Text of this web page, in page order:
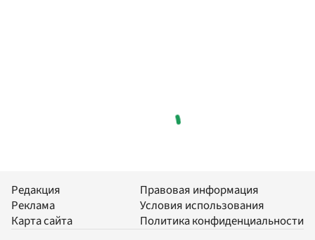
Редакция
Реклама
Карта сайта
Правовая информация
Условия использования
Политика конфиденциальности